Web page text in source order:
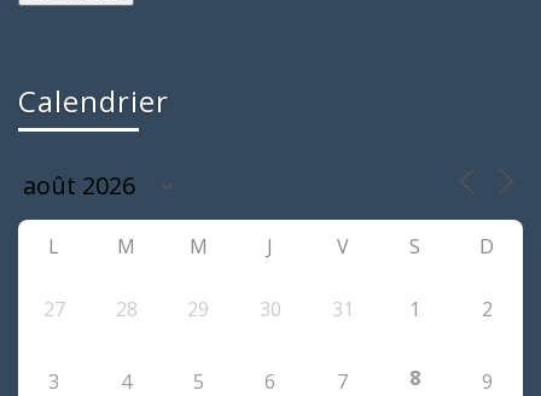
Calendrier
L M M J V S D
27 28 29 30 31 1 2
3 4 5 6 7 8 9